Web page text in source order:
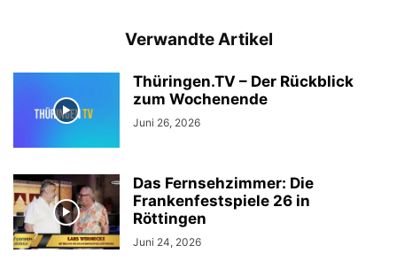
Verwandte Artikel
Thüringen.TV – Der Rückblick
zum Wochenende
Juni 26, 2026
Das Fernsehzimmer: Die
Frankenfestspiele 26 in
Röttingen
Juni 24, 2026